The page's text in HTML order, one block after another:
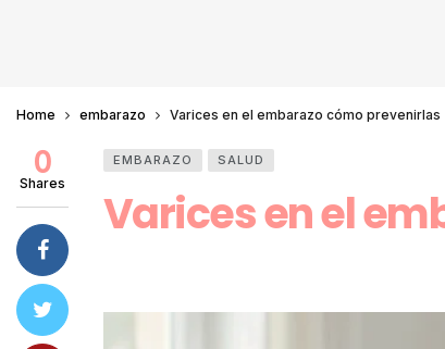
Home embarazo Varices en el embarazo cómo prevenirlas
EMBARAZO SALUD
Varices en el
0
Shares